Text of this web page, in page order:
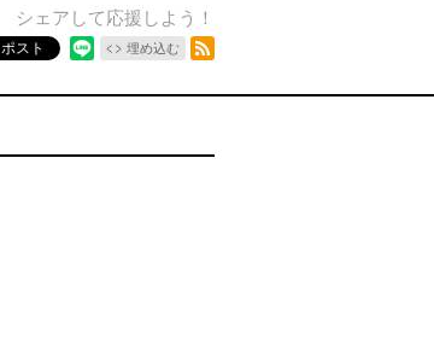
シェアして応援しよう！
ポスト 埋め込む